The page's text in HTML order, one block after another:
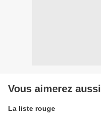
Vous aimerez aussi
La liste rouge